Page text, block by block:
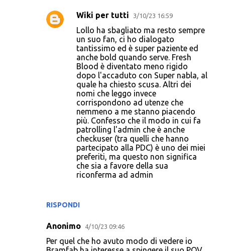
RISPONDI
Wiki per tutti 3/10/23 16:59
Lollo ha sbagliato ma resto sempre
un suo fan, ci ho dialogato
tantissimo ed è super paziente ed
anche bold quando serve. Fresh
Blood è diventato meno rigido
dopo l'accaduto con Super nabla, al
quale ha chiesto scusa. Altri dei
nomi che leggo invece
corrispondono ad utenze che
nemmeno a me stanno piacendo
più. Confesso che il modo in cui fa
patrolling l'admin che è anche
checkuser (tra quelli che hanno
partecipato alla PDC) è uno dei miei
preferiti, ma questo non significa
che sia a favore della sua
riconferma ad admin
Anonimo 4/10/23 09:46
Per quel che ho avuto modo di vedere io